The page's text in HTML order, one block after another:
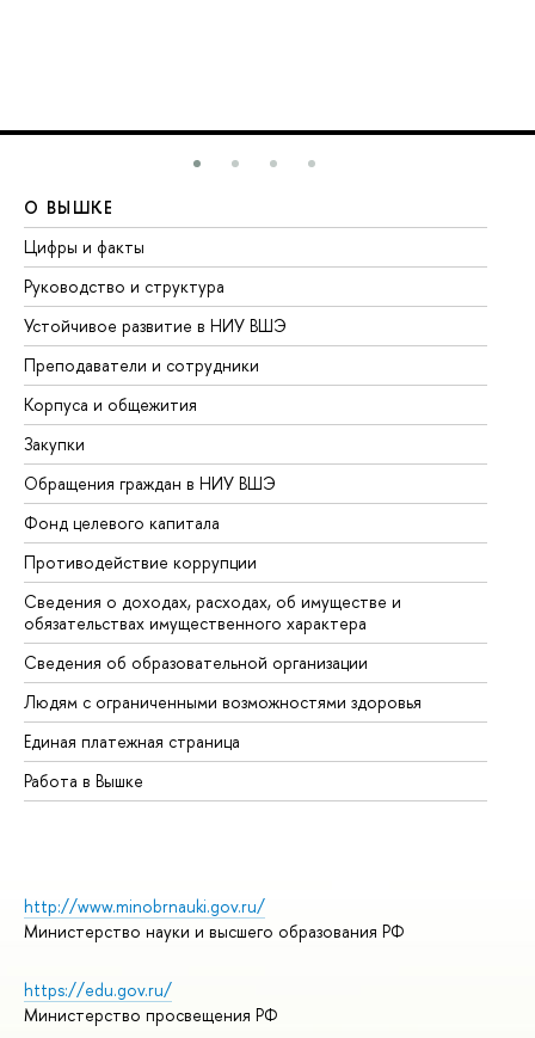
О ВЫШКЕ
Цифры и факты
Руководство и структура
Устойчивое развитие в НИУ ВШЭ
Преподаватели и сотрудники
Корпуса и общежития
Закупки
Обращения граждан в НИУ ВШЭ
Фонд целевого капитала
Противодействие коррупции
Сведения о доходах, расходах, об имуществе и
обязательствах имущественного характера
Сведения об образовательной организации
Людям с ограниченными возможностями здоровья
Единая платежная страница
Работа в Вышке
http://www.minobrnauki.gov.ru/
Министерство науки и высшего образования РФ
https://edu.gov.ru/
Министерство просвещения РФ